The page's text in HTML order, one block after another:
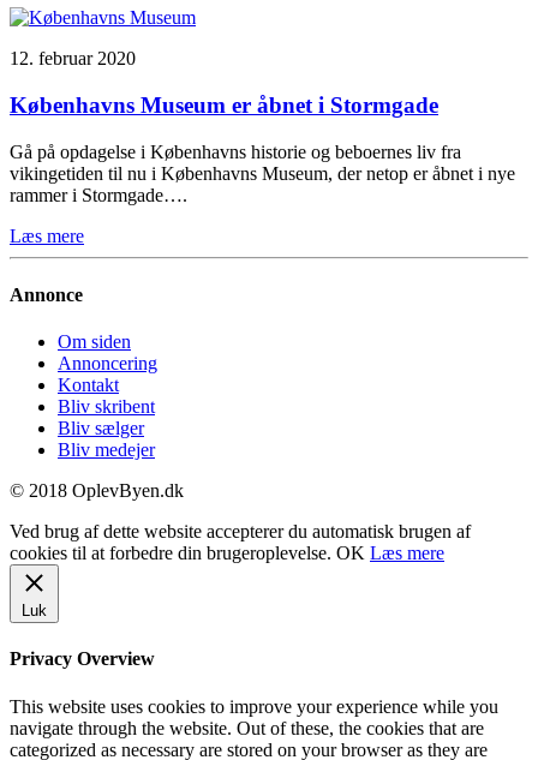
12. februar 2020
Københavns Museum er åbnet i Stormgade
Gå på opdagelse i Københavns historie og beboernes liv fra
vikingetiden til nu i Københavns Museum, der netop er åbnet i nye
rammer i Stormgade….
Læs mere
Annonce
Om siden
Annoncering
Kontakt
Bliv skribent
Bliv sælger
Bliv medejer
© 2018 OplevByen.dk
Ved brug af dette website accepterer du automatisk brugen af
cookies til at forbedre din brugeroplevelse. OK Læs mere
Luk
Privacy Overview
This website uses cookies to improve your experience while you
navigate through the website. Out of these, the cookies that are
categorized as necessary are stored on your browser as they are